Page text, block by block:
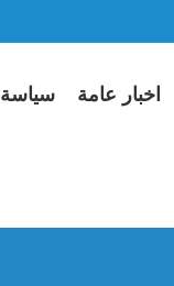
اخبار عامة سياسة